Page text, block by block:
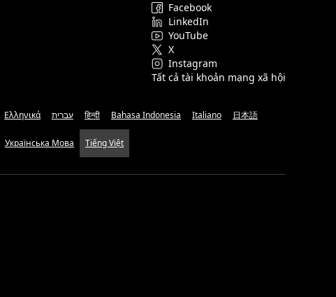
Facebook
LinkedIn
YouTube
X
Instagram
Tất cả tài khoản mạng xã hội
Ελληνικά עברית हिन्दी Bahasa Indonesia Italiano 日本語
Українська Мова Tiếng Việt